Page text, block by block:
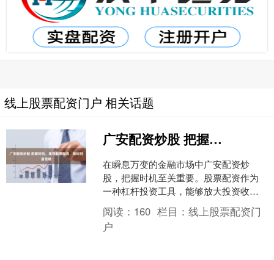
线上股票配资门户 相关话题
广安配资炒股 把握时机，推荐股票配资，助你财富倍增
在瞬息万变的金融市场中广安配资炒
股，把握时机至关重要。股票配资作为
一种杠杆投资工具，能够放大投资收
益，助你财富倍增。 股票代表公司所有
权的一部分。当您购买股票时....
阅读： 160 栏目：线上股票配资门
户